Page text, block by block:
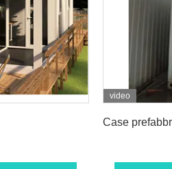
video
Case